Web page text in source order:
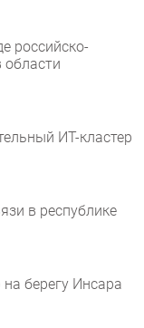
российско-
области
ИТ-кластер
в республике
берегу Инсара